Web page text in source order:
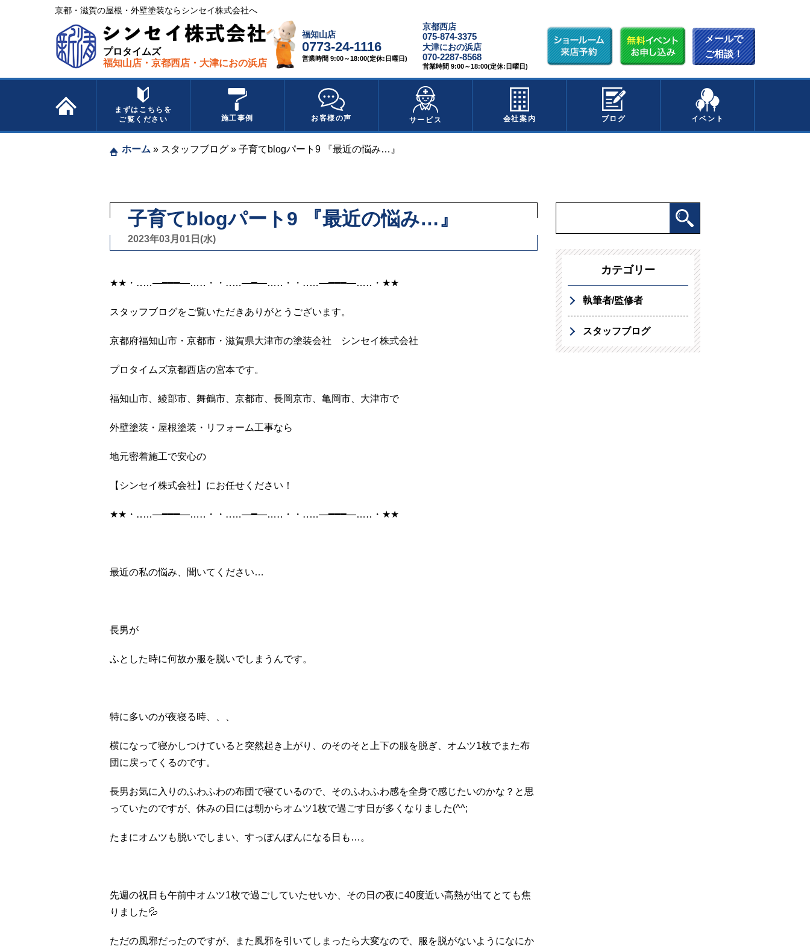
京都・滋賀の屋根・外壁塗装ならシンセイ株式会社へ​ ​
プロタイムズ
福知山店・京都西店・大津におの浜店
福知山店
0773-24-1116
営業時間 9:00～18:00(定休:日曜日)
京都西店
075-874-3375
大津におの浜店
070-2287-8568
営業時間 9:00～18:00(定休:日曜日)
メールで
ご相談！
まずはこちらを
ご覧ください
施工事例 お客様の声 サービス 会社案内 ブログ イベント
ホーム » スタッフブログ » 子育てblogパート9 『最近の悩み…』
子育てblogパート9 『最近の悩み…』
2023年03月01日(水)
★★ ・‥ …―━━━―…‥ ・・‥ …―━―…‥ ・・‥ …―━━━―…‥ ・ ★★
スタッフブログをご覧いただきありがとうございます。
京都府福知山市・京都市・滋賀県大津市の塗装会社 シンセイ株式会社
プロタイムズ京都西店の宮本です。
福知山市、綾部市、舞鶴市、京都市、長岡京市、亀岡市、大津市で
外壁塗装・屋根塗装・リフォーム工事なら
地元密着施工で安心の
【シンセイ株式会社】にお任せください！
★★ ・‥ …―━━━―…‥ ・・‥ …―━―…‥ ・・‥ …―━━━―…‥ ・ ★★
最近の私の悩み、聞いてください…
長男が
ふとした時に何故か服を脱いでしまうんです。
特に多いのが夜寝る時、、、
横になって寝かしつけていると突然起き上がり、のそのそと上下の服を脱ぎ、オムツ1枚でまた布
団に戻ってくるのです。
長男お気に入りのふわふわの布団で寝ているので、そのふわふわ感を全身で感じたいのかな？と思
っていたのですが、休みの日には朝からオムツ1枚で過ごす日が多くなりました(^^;
たまにオムツも脱いでしまい、すっぽんぽんになる日も…。
先週の祝日も午前中オムツ1枚で過ごしていたせいか、その日の夜に40度近い高熱が出てとても焦
りました💦
ただの風邪だったのですが、また風邪を引いてしまったら大変なので、服を脱がないようになにか
カテゴリー
執筆者/監修者
スタッフブログ